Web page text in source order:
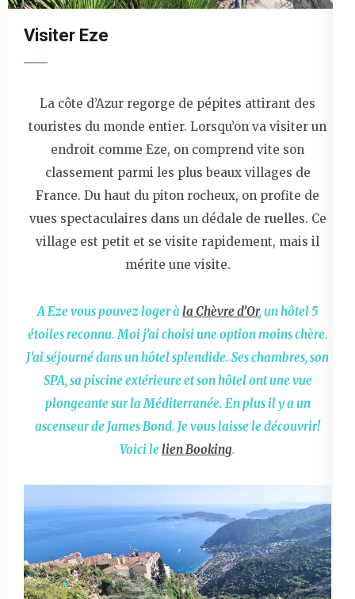
Visiter Eze
La côte d’Azur regorge de pépites attirant des
touristes du monde entier. Lorsqu’on va visiter un
endroit comme Eze, on comprend vite son
classement parmi les plus beaux villages de
France. Du haut du piton rocheux, on profite de
vues spectaculaires dans un dédale de ruelles. Ce
village est petit et se visite rapidement, mais il
mérite une visite.
A Eze vous pouvez loger à la Chèvre d’Or, un hôtel 5
étoiles reconnu. Moi j’ai choisi une option moins chère.
J’ai séjourné dans un hôtel splendide. Ses chambres, son
SPA, sa piscine extérieure et son hôtel ont une vue
plongeante sur la Méditerranée. En plus il y a un
ascenseur de James Bond. Je vous laisse le découvrir!
Voici lelien Booking.